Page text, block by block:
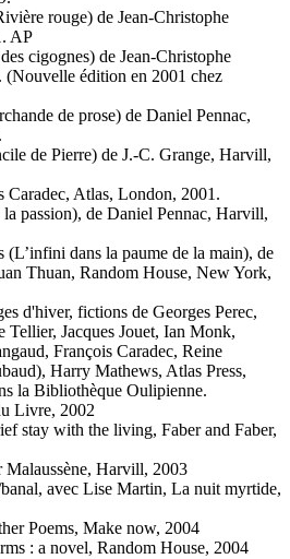
rouge) de Jean-Christophe
AP
cigognes) de Jean-Christophe
édition en 2001 chez
de prose) de Daniel Pennac,
de Pierre) de J.-C. Grange, Harvill,
Caradec, Atlas, London, 2001.
passion), de Daniel Pennac, Harvill,
dans la paume de la main), de
Thuan, Random House, New York,
d'hiver, fictions de Georges Perec,
Tellier, Jacques Jouet, Ian Monk,
François Caradec, Reine
Harry Mathews, Atlas Press,
la Bibliothèque Oulipienne.
Livre, 2002
stay with the living, Faber and Faber,
Harvill, 2003
avec Lise Martin, La nuit myrtide,
Poems, Make now, 2004
: a novel, Random House, 2004